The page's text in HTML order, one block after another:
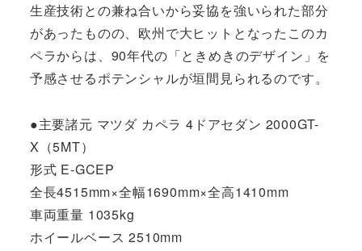
生産技術との兼ね合いから妥協を強いられた部分
があったものの、欧州で大ヒットとなったこのカ
ペラからは、90年代の「ときめきのデザイン」を
予感させるポテンシャルが垣間見られるのです。
●主要諸元 マツダ カペラ 4ドアセダン 2000GT-
X（5MT）
形式 E-GCEP
全長4515mm×全幅1690mm×全高1410mm
車両重量 1035kg
ホイールベース 2510mm